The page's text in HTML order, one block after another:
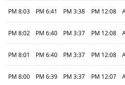
12:08 PM
3:38 PM
6:41 PM
8:03 PM
12:08 PM
3:37 PM
6:40 PM
8:02 PM
12:08 PM
3:37 PM
6:40 PM
8:01 PM
12:07 PM
3:37 PM
6:39 PM
8:00 PM